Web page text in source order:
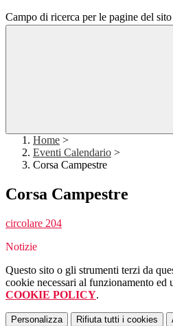
Campo di ricerca per le pagine del sito
Home >
Eventi Calendario >
Corsa Campestre
Corsa Campestre
circolare 204
Notizie
Questo sito o gli strumenti terzi da
cookie necessari al funzionamento
COOKIE POLICY.
Personalizza Rifiuta tutti i cookies